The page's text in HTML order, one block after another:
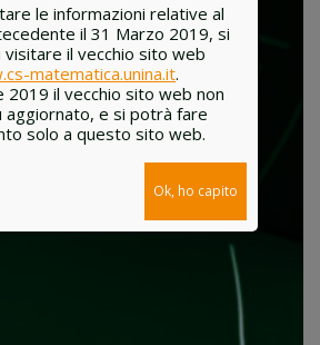
le informazioni relative al
il 31 Marzo 2019, si
visitare il vecchio sito web
matematica.unina.it.
2019 il vecchio sito web non
aggiornato, e si potrà fare
solo a questo sito web.
Ok, ho capito